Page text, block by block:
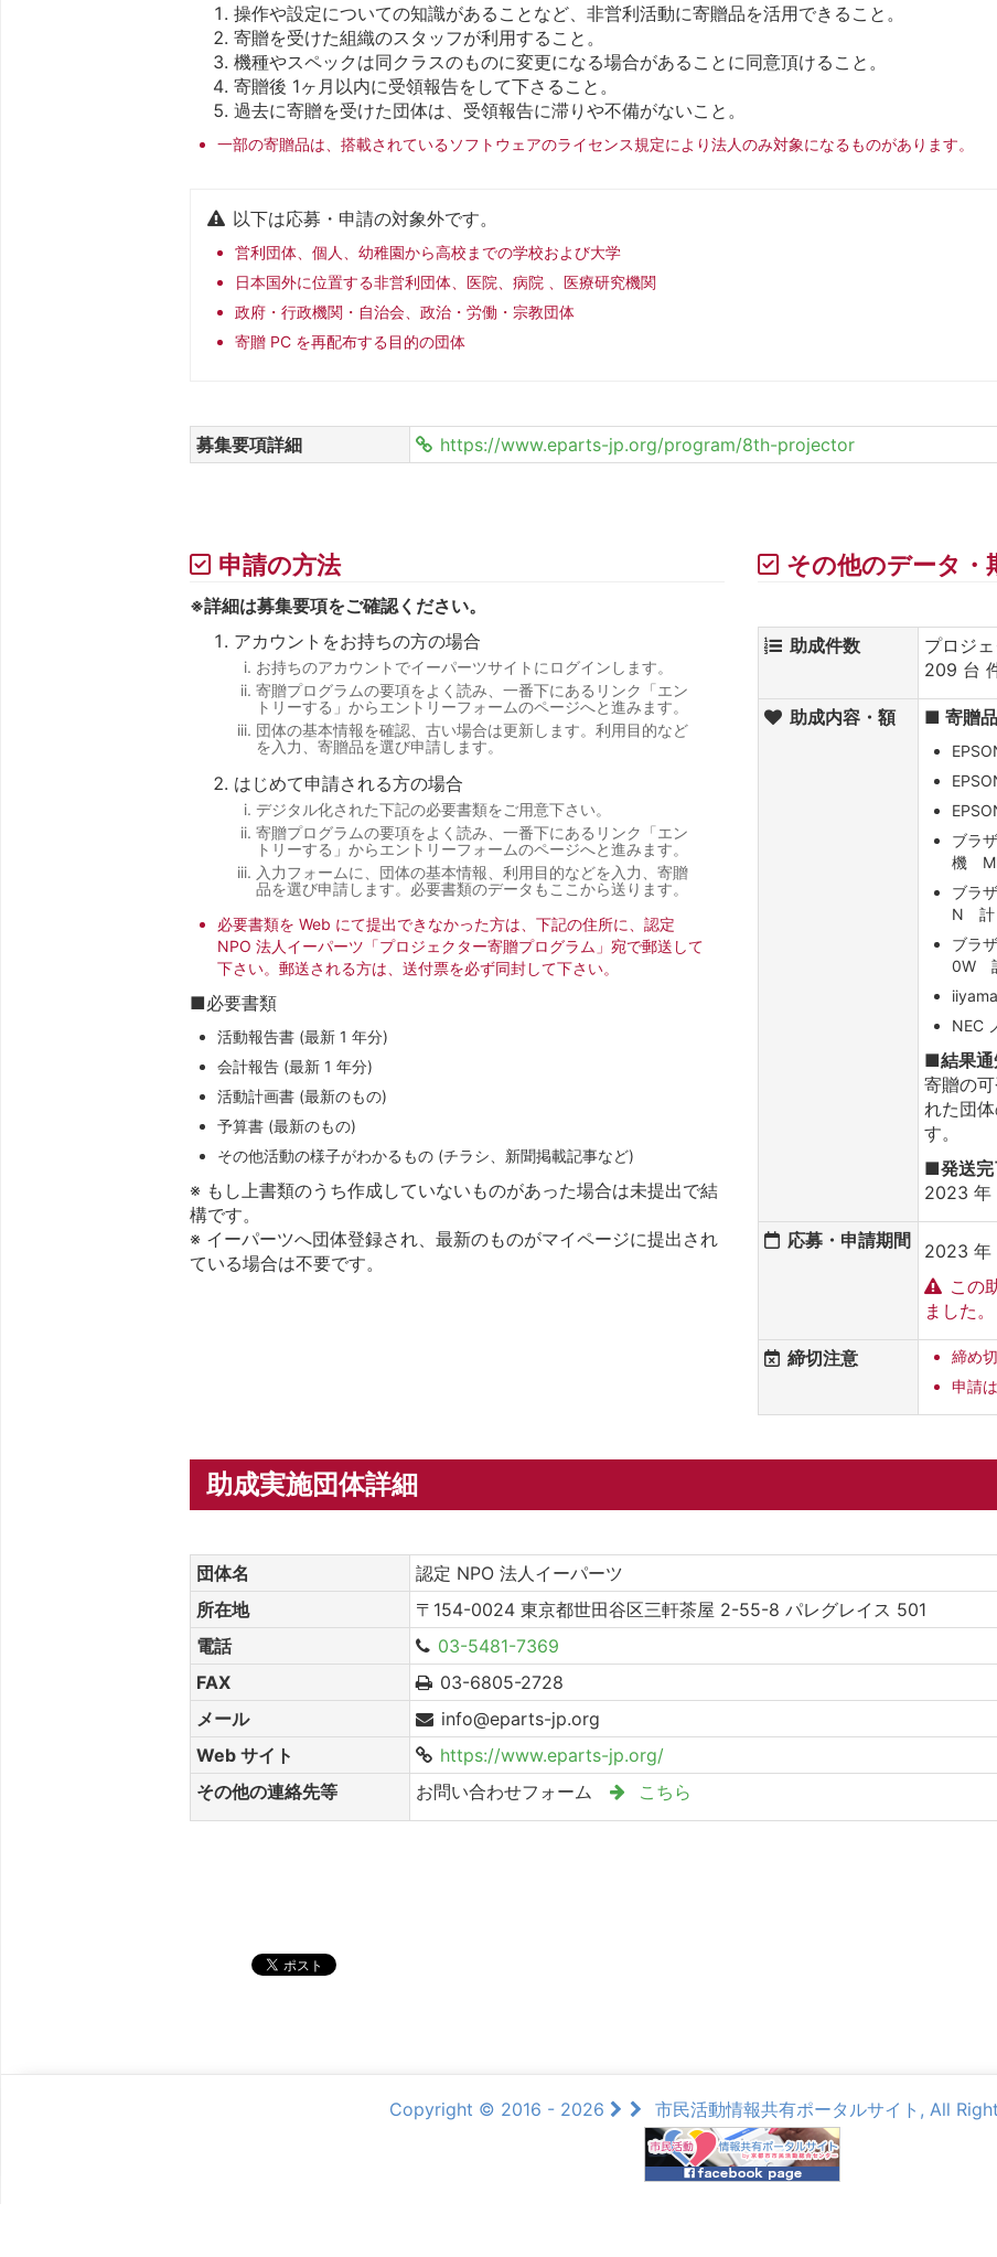
操作や設定についての知識があることなど、非営利活動に寄贈品を活用できること。
寄贈を受けた組織のスタッフが利用すること。
機種やスペックは同クラスのものに変更になる場合があることに同意頂けること。
寄贈後 1ヶ月以内に受領報告をして下さること。
過去に寄贈を受けた団体は、受領報告に滞りや不備がないこと。
一部の寄贈品は、搭載されているソフトウェアのライセンス規定により法人のみ対象になるものがあります。
以下は応募・申請の対象外です。
営利団体、個人、幼稚園から高校までの学校および大学
日本国外に位置する非営利団体、医院、病院 、医療研究機関
政府・行政機関・自治会、政治・労働・宗教団体
寄贈 PC を再配布する目的の団体
募集要項詳細 https://www.eparts-jp.org/program/8th-projector
申請の方法
※詳細は募集要項をご確認ください。
アカウントをお持ちの方の場合
お持ちのアカウントでイーパーツサイトにログインします。
寄贈プログラムの要項をよく読み、一番下にあるリンク「エン
トリーする」からエントリーフォームのページへと進みます。
団体の基本情報を確認、古い場合は更新します。利用目的など
を入力、寄贈品を選び申請します。
はじめて申請される方の場合
デジタル化された下記の必要書類をご用意下さい。
寄贈プログラムの要項をよく読み、一番下にあるリンク「エン
トリーする」からエントリーフォームのページへと進みます。
入力フォームに、団体の基本情報、利用目的などを入力、寄贈
品を選び申請します。必要書類のデータもここから送ります。
必要書類を Web にて提出できなかった方は、下記の住所に、認定
NPO 法人イーパーツ「プロジェクター寄贈プログラム」宛で郵送して
下さい。郵送される方は、送付票を必ず同封して下さい。
■必要書類
活動報告書 (最新 1 年分)
会計報告 (最新 1 年分)
活動計画書 (最新のもの)
予算書 (最新のもの)
その他活動の様子がわかるもの (チラシ、新聞掲載記事など)
※ もし上書類のうち作成していないものがあった場合は未提出で結
構です。
※ イーパーツへ団体登録され、最新のものがマイページに提出され
ている場合は不要です。
その他のデータ・
助成件数
プロジ
209 台
助成内容・額 ■ 寄贈品
ブラ
機
ブラ
N 計
ブラ
0W
NEC
■結果通
寄贈の
れた団
す。
■発送完
2023 年
応募・申請期間
2023 年
この
ました。
締切注意
締め
申請
助成実施団体詳細
団体名
認定 NPO 法人イーパーツ
所在地
〒154-0024 東京都世田谷区三軒茶屋 2-55-8 パレグレイス 501
電話
03-5481-7369
FAX
03-6805-2728
メール
info@eparts-jp.org
Web サイト
https://www.eparts-jp.org/
その他の連絡先等
お問い合わせフォーム こちら
Copyright © 2016 - 2026 市民活動情報共有ポータルサイト, All